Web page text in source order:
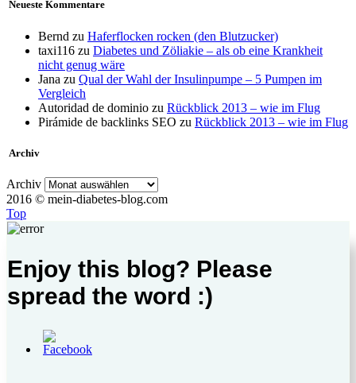
Neueste Kommentare
Bernd zu Haferflocken rocken (den Blutzucker)
taxi116 zu Diabetes und Zöliakie – als ob eine Krankheit
nicht genug wäre
Jana zu Qual der Wahl der Insulinpumpe – 5 Pumpen im
Vergleich
Autoridad de dominio zu Rückblick 2013 – wie im Flug
Pirámide de backlinks SEO zu Rückblick 2013 – wie im Flug
Archiv
Archiv
2016 © mein-diabetes-blog.com
Top
Enjoy this blog? Please
spread the word :)